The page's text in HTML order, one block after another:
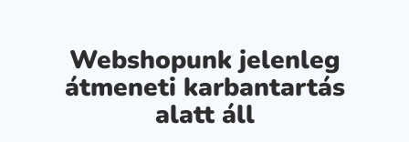
Webshopunk jelenleg
átmeneti karbantartás
alatt áll